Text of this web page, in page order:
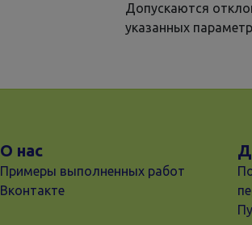
Допускаются
указанных
О нас
Примеры выполненных работ
Вконтакте